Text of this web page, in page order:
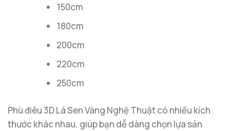
150cm
180cm
200cm
220cm
250cm
Phù điêu 3D Lá Sen Vàng Nghệ Thuật có nhiều kích
thước khác nhau, giúp bạn dễ dàng chọn lựa sản